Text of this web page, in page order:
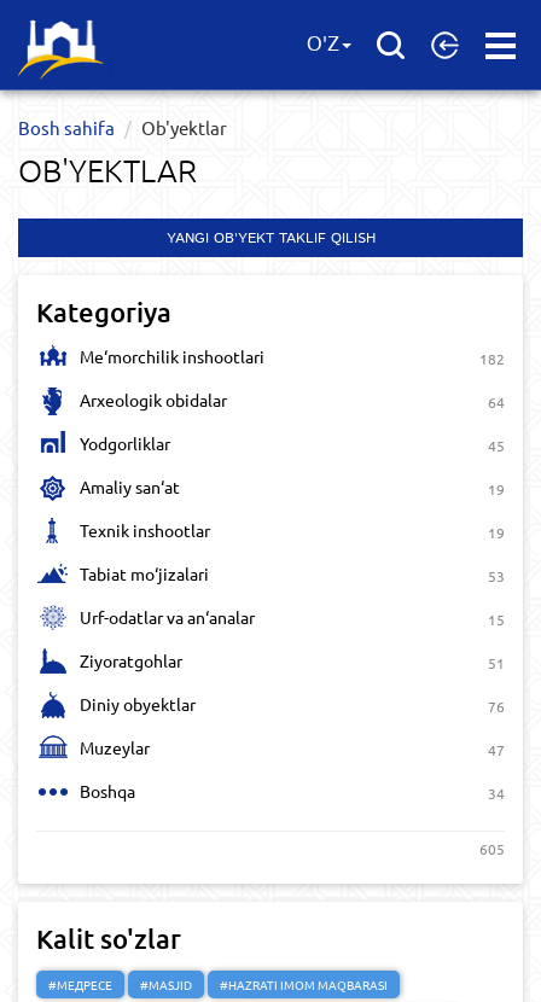
Open
O'Z
Bosh sahifa Ob'yektlar​
OB'YEKTLAR​
YANGI OB'YEKT TAKLIF QILISH
Kategoriya
Me‘morchilik inshootlari 182
Arxeologik obidalar 64
Yodgorliklar 45
Amaliy san‘at 19
Texnik inshootlar 19
Tabiat mo‘jizalari 53
Urf-odatlar va an‘analar 15
Ziyoratgohlar 51
Diniy obyektlar 76
Muzeylar 47
Boshqa 34
605
Kalit so'zlar
#МЕДРЕСЕ #MASJID
#HAZRATI IMOM MAQBARASI